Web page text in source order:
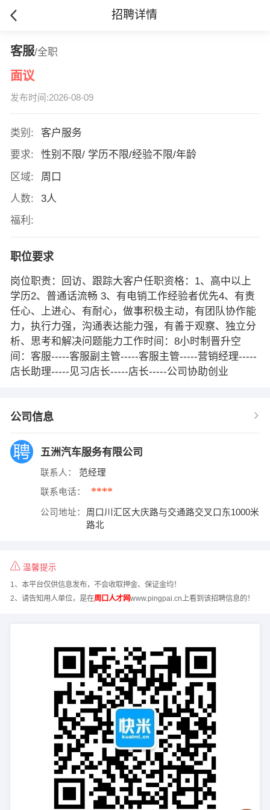
招聘详情
客服/全职
面议
发布时间:2026-08-09
类别:
客户服务
要求:
性别不限/ 学历不限/经验不限/年龄
区域:
周口
人数:
3人
福利:
职位要求
岗位职责：回访、跟踪大客户任职资格：1、高中以上
学历2、普通话流畅 3、有电销工作经验者优先4、有责
任心、上进心、有耐心，做事积极主动，有团队协作能
力，执行力强，沟通表达能力强，有善于观察、独立分
析、思考和解决问题能力工作时间：8小时制晋升空
间：客服-----客服副主管-----客服主管-----营销经理-----
店长助理-----见习店长-----店长-----公司协助创业
公司信息
五洲汽车服务有限公司
联系人： 范经理
联系电话： ****
公司地址：
周口川汇区大庆路与交通路交叉口东1000米
路北
温馨提示
1、本平台仅供信息发布，不会收取押金、保证金均！
2、请告知用人单位，是在周口人才网www.pingpai.cn上看到该招聘信息的！